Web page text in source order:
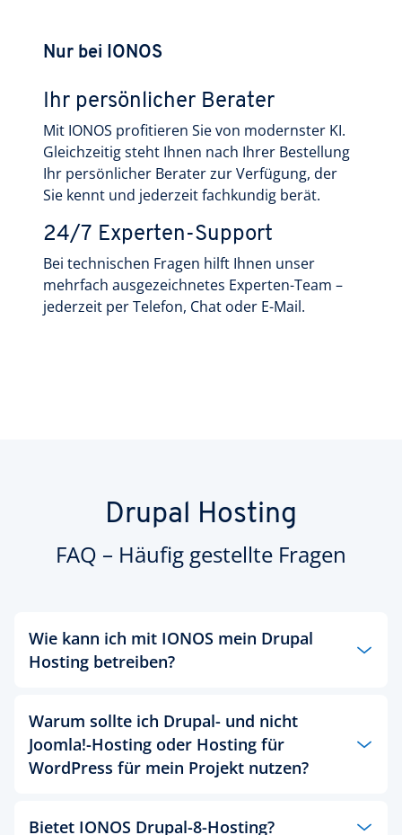
Nur bei IONOS
Ihr persönlicher Berater
Mit IONOS profitieren Sie von modernster KI.
Gleichzeitig steht Ihnen nach Ihrer Bestellung
Ihr persönlicher Berater zur Verfügung, der
Sie kennt und jederzeit fachkundig berät.
24/7 Experten-Support
Bei technischen Fragen hilft Ihnen unser
mehrfach ausgezeichnetes Experten-Team –
jederzeit per Telefon, Chat oder E-Mail.
Drupal Hosting
FAQ – Häufig gestellte Fragen
Wie kann ich mit IONOS mein Drupal
Hosting betreiben?
Ganz einfach - um Ihre Drupal Projekte bei IONOS
zu betreiben, wählen Sie Drupal im IONOS App-
Center aus und schon können Sie starten. Ob
Unternehmensauftritt, Onlineshop, eine komplette
Drupal ist alles möglich.
Warum sollte ich Drupal- und nicht
Joomla!-Hosting oder Hosting für
WordPress für mein Projekt nutzen?
Bietet IONOS Drupal-8-Hosting?